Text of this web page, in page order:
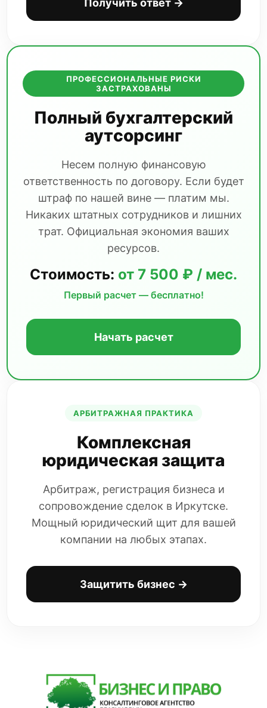
Получить ответ →
ПРОФЕССИОНАЛЬНЫЕ РИСКИ
ЗАСТРАХОВАНЫ
Полный бухгалтерский
аутсорсинг
Несем полную финансовую
ответственность по договору. Если будет
штраф по нашей вине — платим мы.
Никаких штатных сотрудников и лишних
трат. Официальная экономия ваших
ресурсов.
Стоимость: от 7 500 ₽ / мес.
Первый расчет — бесплатно!
Начать расчет
АРБИТРАЖНАЯ ПРАКТИКА
Комплексная
юридическая защита
Арбитраж, регистрация бизнеса и
сопровождение сделок в Иркутске.
Мощный юридический щит для вашей
компании на любых этапах.
Защитить бизнес →